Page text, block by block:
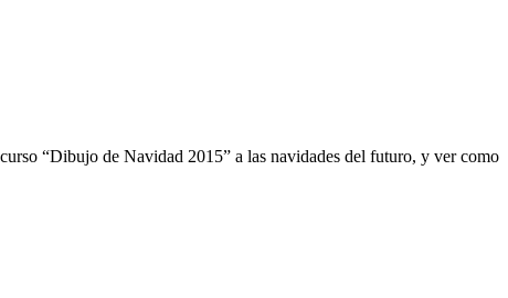
“Dibujo de Navidad 2015” a las navidades del futuro, y ver como